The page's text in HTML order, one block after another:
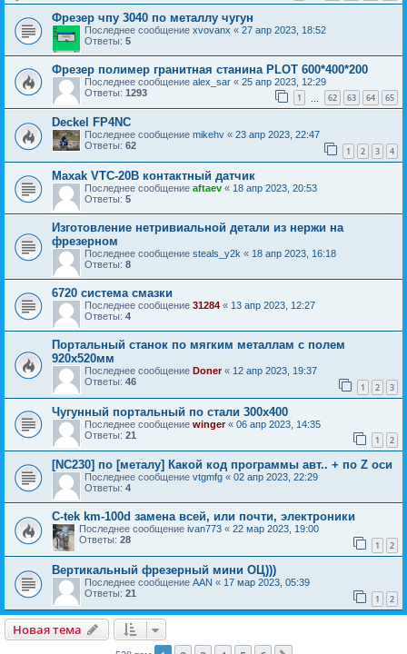
Фрезер чпу 3040 по металлу чугун
Последнее сообщение xvovanx « 27 апр 2023, 18:52
Ответы: 5
Фрезер полимер гранитная станина PLOT 600*400*200
Последнее сообщение alex_sar « 25 апр 2023, 12:29
Ответы: 1293 1 62 63 64 65
Deckel FP4NC
Последнее сообщение mikehv « 23 апр 2023, 22:47
Ответы: 62 1 2 3 4
Maxak VTC-20B контактный датчик
Последнее сообщение aftaev « 18 апр 2023, 20:53
Ответы: 5
Изготовление нетривиальной детали из нержи на
фрезерном
Последнее сообщение steals_y2k « 18 апр 2023, 16:18
Ответы: 8
6720 система смазки
Последнее сообщение 31284 « 13 апр 2023, 12:27
Ответы: 4
Портальный станок по мягким металлам с полем
920х520мм
Последнее сообщение Doner« 12 апр 2023, 19:37
Ответы: 46 1 2 3
Чугунный портальный по стали 300х400
Последнее сообщение winger« 06 апр 2023, 14:35
Ответы: 21 1 2
[NC230] по [металу] Какой код программы авт.. + по Z оси
Последнее сообщение vtgmfg « 02 апр 2023, 22:29
Ответы: 4
C-tek km-100d замена всей, или почти, электроники
Последнее сообщение ivan773 « 22 мар 2023, 19:00
Ответы: 28 1 2
Вертикальный фрезерный мини ОЦ)))
Последнее сообщение AAN « 17 мар 2023, 05:39
Ответы: 21 1 2
Новая тема